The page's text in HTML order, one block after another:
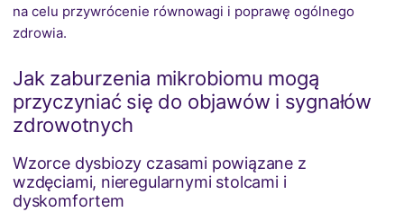
na celu przywrócenie równowagi i poprawę ogólnego
zdrowia.
Jak zaburzenia mikrobiomu mogą
przyczyniać się do objawów i sygnałów
zdrowotnych
Wzorce dysbiozy czasami powiązane z
wzdęciami, nieregularnymi stolcami i
dyskomfortem